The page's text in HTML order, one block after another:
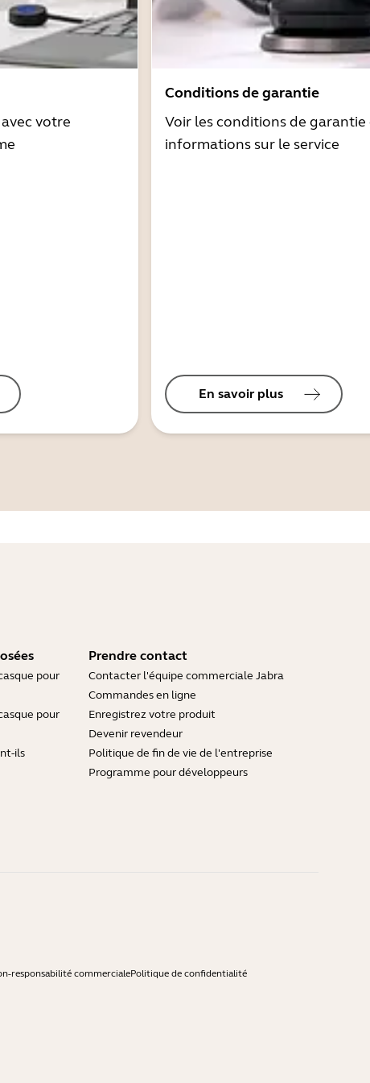
votre
Conditions de garantie
Voir les conditions de garantie
informations sur le service
En savoir plus
pour
pour
ils
Prendre contact
Contacter l'équipe commerciale Jabra
Commandes en ligne
Enregistrez votre produit
Devenir revendeur
Politique de fin de vie de l'entreprise
Programme pour développeurs
responsabilité commercialePolitique de confidentialité